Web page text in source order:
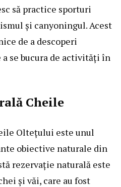
să practice sporturi
și canyoningul. Acest
de a descoperi
se bucura de activități în
Cheile
Oltețului este unul
obiective naturale din
rezervație naturală este
și văi, care au fost